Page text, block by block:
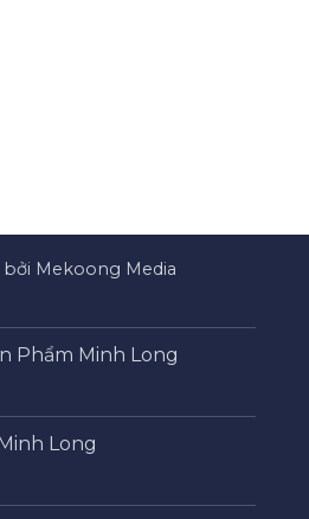
Mekoong Media
Phẩm Minh Long
Long